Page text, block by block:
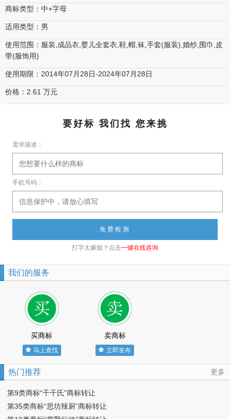
商标类型：中+字母
适用类型：男
使用范围：服装,成品衣,婴儿全套衣,鞋,帽,袜,手套(服装),婚纱,围巾,皮
带(服饰用)
使用期限：2014年07月28日-2024年07月28日
价格：2.61 万元
要好标 我们找 您来挑
需求描述：
手机号码：
打字太麻烦？点击一键在线咨询
我们的服务
买商标
马上查找
卖商标
立即发布
更多
热门推荐
第9类商标“千千氏”商标转让
第35类商标“思坊辣厨”商标转让